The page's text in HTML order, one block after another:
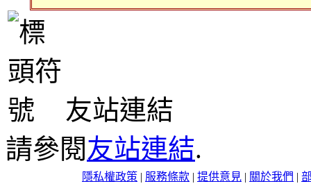
友站連結
請參閱友站連結.
隱私權政策 | 服務條款 | 提供意見 | 關於我們 |